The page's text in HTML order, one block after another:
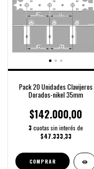
Pack 20 Unidades Clavijeros
Dorados-nikel 35mm
$142.000,00
3 cuotas sin interés de
$47.333,33
COMPRAR